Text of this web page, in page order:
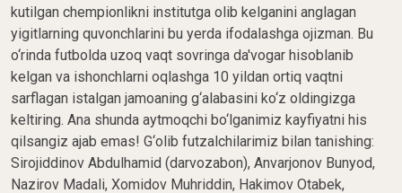
kutilgan chempionlikni institutga olib kelganini anglagan
yigitlarning quvonchlarini bu yerda ifodalashga ojizman. Bu
o‘rinda futbolda uzoq vaqt sovringa da'vogar hisoblanib
kelgan va ishonchlarni oqlashga 10 yildan ortiq vaqtni
sarflagan istalgan jamoaning g‘alabasini ko‘z oldingizga
keltiring. Ana shunda aytmoqchi bo‘lganimiz kayfiyatni his
qilsangiz ajab emas! G‘olib futzalchilarimiz bilan tanishing:
Sirojiddinov Abdulhamid (darvozabon), Anvarjonov Bunyod,
Nazirov Madali, Xomidov Muhriddin, Hakimov Otabek,